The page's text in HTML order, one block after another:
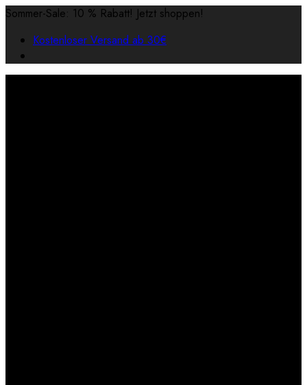
Sommer-Sale: 10 % Rabatt! Jetzt shoppen!
Kostenloser Versand ab 30€